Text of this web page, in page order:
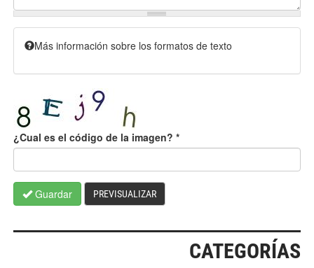
Más información sobre los formatos de texto
¿Cual es el código de la imagen? *
Guardar PREVISUALIZAR
CATEGORÍAS